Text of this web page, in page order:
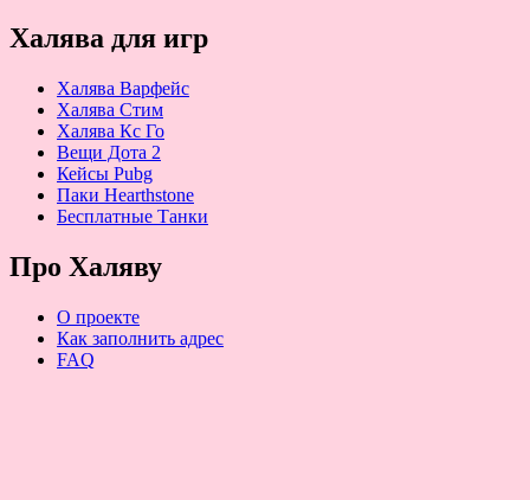
Халява для игр
Халява Варфейс
Халява Стим
Халява Кс Го
Вещи Дота 2
Кейсы Pubg
Паки Hearthstone
Бесплатные Танки
Про Халяву
О проекте
Как заполнить адрес
FAQ